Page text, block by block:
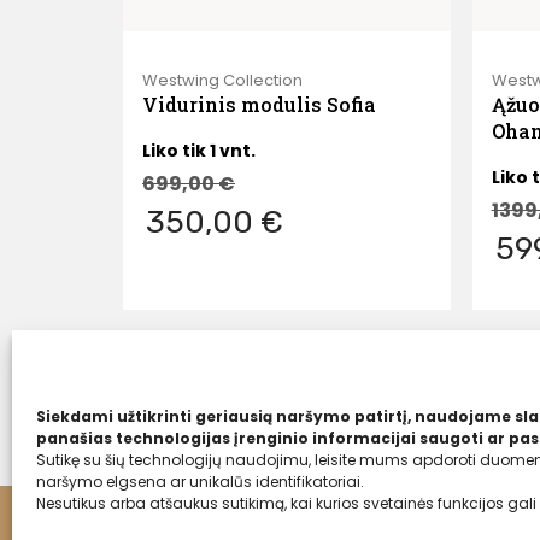
Siekdami užtikrinti geriausią naršymo patirtį, naudojame
panašias technologijas įrenginio informacijai saugoti ar
Sutikę su šių technologijų naudojimu, leisite mums apdoroti
naršymo elgsena ar unikalūs identifikatoriai.
Nesutikus arba atšaukus sutikimą, kai kurios svetainės funkcijos
Westwing Collection
Vidurinis modulis Sofia
Liko tik 1 vnt.
699,00€
350,00 €
Liko